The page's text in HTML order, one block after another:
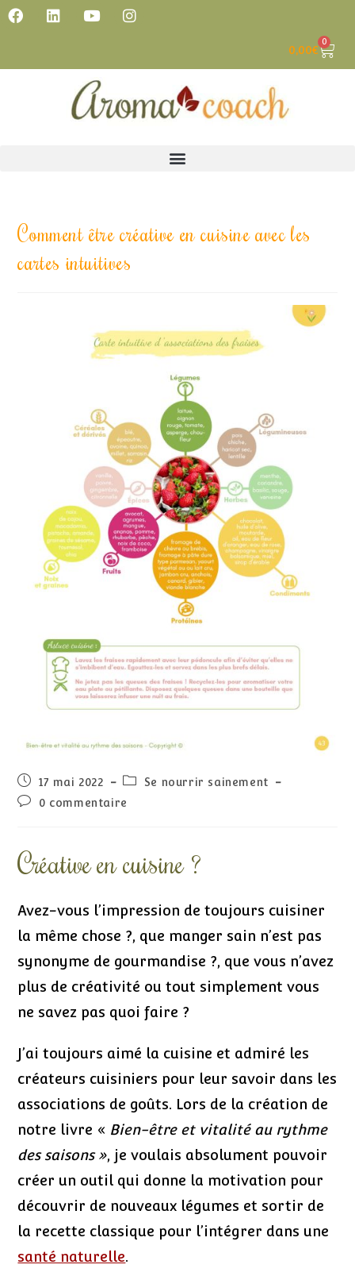
0,00€
0
Comment être créative en cuisine avec les
cartes intuitives
17 mai 2022
Se nourrir sainement
0 commentaire
Créative en cuisine ?
Avez-vous l’impression de toujours cuisiner
la même chose ?, que manger sain n’est pas
synonyme de gourmandise ?, que vous n’avez
plus de créativité ou tout simplement vous
ne savez pas quoi faire ?
J’ai toujours aimé la cuisine et admiré les
créateurs cuisiniers pour leur savoir dans les
associations de goûts. Lors de la création de
notre livre « Bien-être et vitalité au rythme
des saisons », je voulais absolument pouvoir
créer un outil qui donne la motivation pour
découvrir de nouveaux légumes et sortir de
la recette classique pour l’intégrer dans une
santé naturelle.